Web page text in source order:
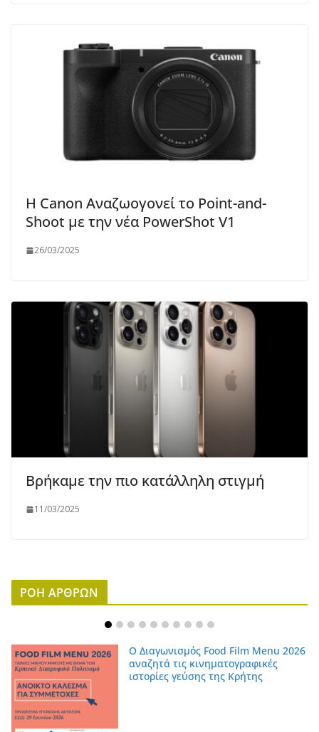
Η Canon Αναζωογονεί το Point-and-
Shoot με την νέα PowerShot V1
26/03/2025
Βρήκαμε την πιο κατάλληλη στιγμή
11/03/2025
ΡΟΗ ΑΡΘΡΩΝ
Ο Διαγωνισμός Food Film Menu 2026
αναζητά τις κινηματογραφικές
ιστορίες γεύσης της Κρήτης